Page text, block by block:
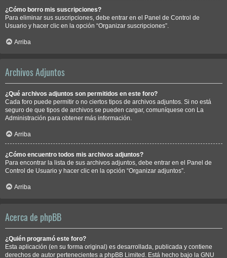
¿Cómo borro mis suscripciones?
Para eliminar sus suscripciones, debe entrar en el Panel de Control de
Usuario y hacer clic en la opción “Organizar suscripciones”.
Arriba
Archivos Adjuntos
¿Qué archivos adjuntos son permitidos en este foro?
Cada foro puede permitir o no ciertos tipos de archivos adjuntos. Si no está
seguro de que tipos de archivos se pueden cargar, comuníquese con La
Administración para obtener más información.
Arriba
¿Cómo encuentro todos mis archivos adjuntos?
Para encontrar la lista de sus archivos adjuntos, debe entrar en el Panel de
Control de Usuario y hacer clic en la opción “Organizar adjuntos”.
Arriba
Acerca de phpBB
¿Quién programó este foro?
Esta aplicación (en su forma original) es desarrollada, publicada y contiene
derechos de autor pertenecientes a phpBB Limited . Está hecho bajo la GNU